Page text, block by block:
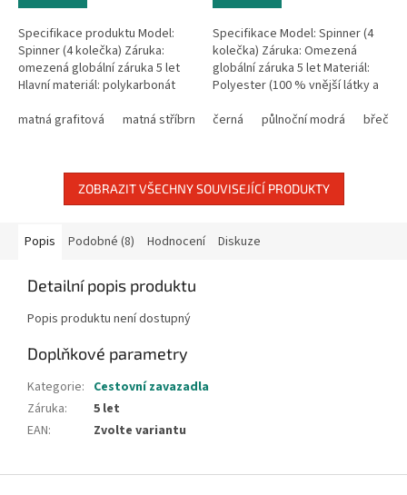
Specifikace produktu Model:
Spinner (4 kolečka) Záruka:
omezená globální záruka 5 let
Hlavní materiál: polykarbonát
81 × 53 × 31 cm Rozšířené...
matná grafitová matná stříbrná metalická tmavě modrá matná
Specifikace Model: Spinner (4
kolečka) Záruka: Omezená
globální záruka 5 let Materiál:
Polyester (100 % vnější látky a
recyklovaného PET plastu)
černá půlnoční modrá
ZOBRAZIT VŠECHNY SOUVISEJÍCÍ PRODUKTY
Popis Podobné (8) Hodnocení Diskuze
Detailní popis produktu
Popis produktu není dostupný
Doplňkové parametry
Kategorie: Cestovní zavazadla
Záruka:
5 let
EAN: Zvolte variantu